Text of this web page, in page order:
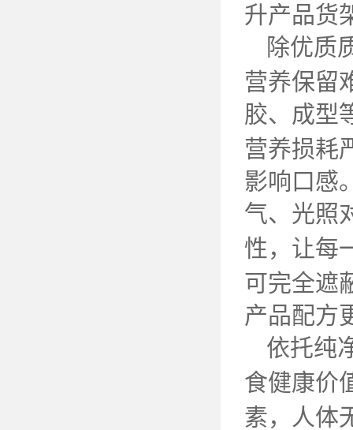
升产品货
除优质
营养保留
胶、成型
营养损耗
影响口感
气、光照
性，让每
可完全遮
产品配方
依托纯
食健康价
素，人体